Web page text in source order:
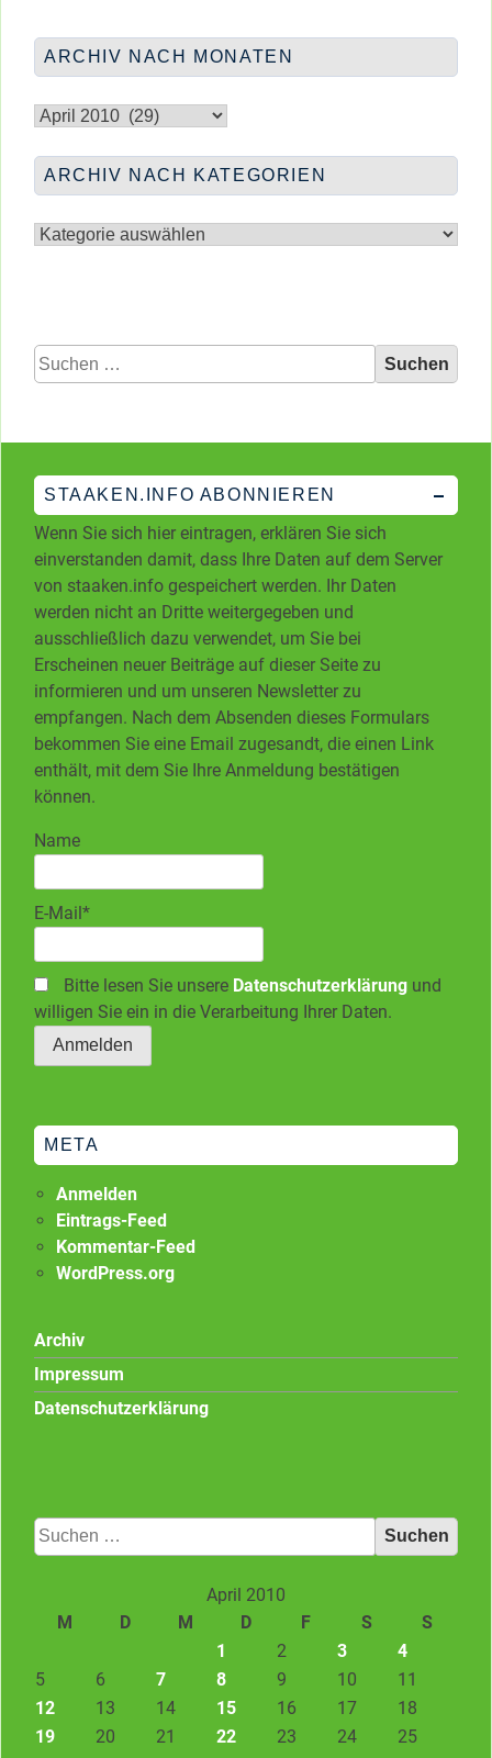
ARCHIV NACH MONATEN
nach
ARCHIV NACH KATEGORIEN
nach
Suchen
nach:
STAAKEN.INFO ABONNIEREN
Wenn Sie sich hier eintragen, erklären Sie sich
einverstanden damit, dass Ihre Daten auf dem Server
von staaken.info gespeichert werden. Ihr Daten
werden nicht an Dritte weitergegeben und
ausschließlich dazu verwendet, um Sie bei
Erscheinen neuer Beiträge auf dieser Seite zu
informieren und um unseren Newsletter zu
empfangen. Nach dem Absenden dieses Formulars
bekommen Sie eine Email zugesandt, die einen Link
enthält, mit dem Sie Ihre Anmeldung bestätigen
können.
Name
E-Mail*
Bitte lesen Sie unsere Datenschutzerklärung und
willigen Sie ein in die Verarbeitung Ihrer Daten.
META
Anmelden
Eintrags-Feed
Kommentar-Feed
WordPress.org
Archiv
Impressum
Datenschutzerklärung
Suchen
nach:
April 2010
M
D M D F S
S
1
2 3
4
5
6 7 8 9 10
11
12
13 14 15 16 17
18
19
20 21 22 23 24
25